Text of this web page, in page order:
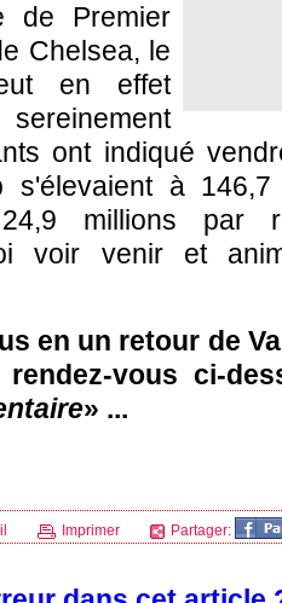
de Premier
Chelsea, le
en effet
ont indiqué
s'élevaient à
millions par
voir venir et
en un retour de
vous ci-
» ...
Imprimer Partager: